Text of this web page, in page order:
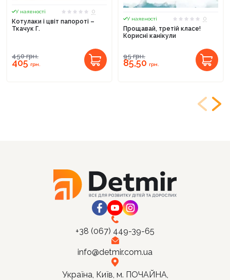
У наявності
0
Котулаки і цвіт папороті –
Ткачук Г.
450грн.
405грн.
У наявності
0
Прощавай, третій класе!
Корисні канікули
95грн.
85,50 грн.
+38 (067) 449-39-65
info@detmir.com.ua
Україна, Київ, м. ПОЧАЙНА,